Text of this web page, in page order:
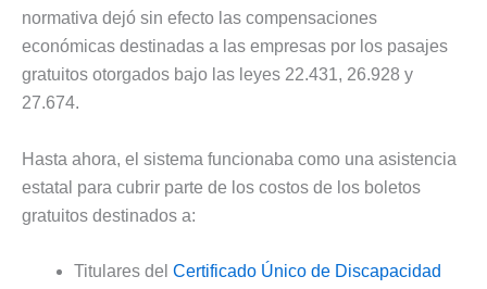
normativa dejó sin efecto las compensaciones
económicas destinadas a las empresas por los pasajes
gratuitos otorgados bajo las leyes 22.431, 26.928 y
27.674.
Hasta ahora, el sistema funcionaba como una asistencia
estatal para cubrir parte de los costos de los boletos
gratuitos destinados a:
Titulares del Certificado Único de Discapacidad